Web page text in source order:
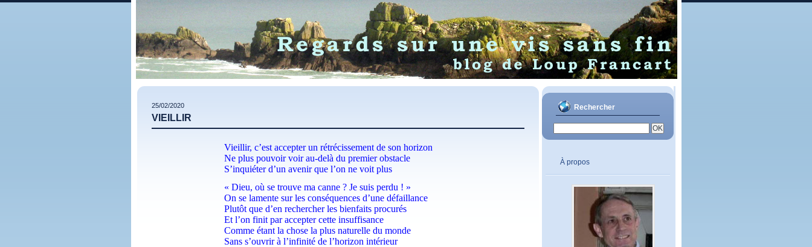
Rechercher
À propos
25/02/2020
VIEILLIR
Vieillir, c’est accepter un rétrécissement de son horizon
Ne plus pouvoir voir au-delà du premier obstacle
S’inquiéter d’un avenir que l’on ne voit plus
« Dieu, où se trouve ma canne ? Je suis perdu ! »
On se lamente sur les conséquences d’une défaillance
Plutôt que d’en rechercher les bienfaits procurés
Et l’on finit par accepter cette insuffisance
Comme étant la chose la plus naturelle du monde
Sans s’ouvrir à l’infinité de l’horizon intérieur